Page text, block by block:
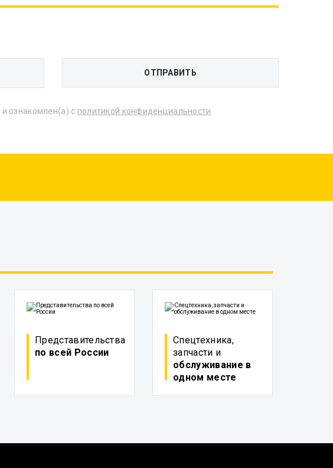
и ознакомлен(а) с политикой конфиденциальности
Представительства
по всей России
Спецтехника,
запчасти и
обслуживание в
одном месте